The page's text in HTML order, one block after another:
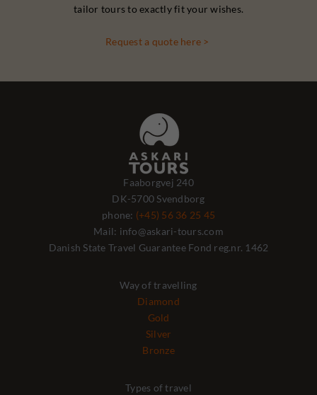
tailor tours to exactly fit your wishes.
Request a quote here >
Faaborgvej 240
DK-5700 Svendborg
phone: (+45) 56 36 25 45
Mail: info@askari-tours.com
Danish State Travel Guarantee Fond reg.nr. 1462
Way of travelling
Diamond
Gold
Silver
Bronze
Types of travel